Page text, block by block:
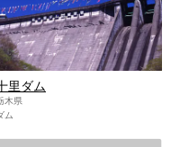
市
里ダム
木県
ム